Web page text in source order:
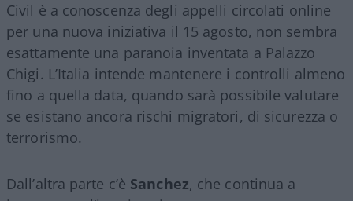
Civil è a conoscenza degli appelli circolati online
per una nuova iniziativa il 15 agosto, non sembra
esattamente una paranoia inventata a Palazzo
Chigi. L’Italia intende mantenere i controlli almeno
fino a quella data, quando sarà possibile valutare
se esistano ancora rischi migratori, di sicurezza o
terrorismo.
Dall’altra parte c’è Sanchez, che continua a